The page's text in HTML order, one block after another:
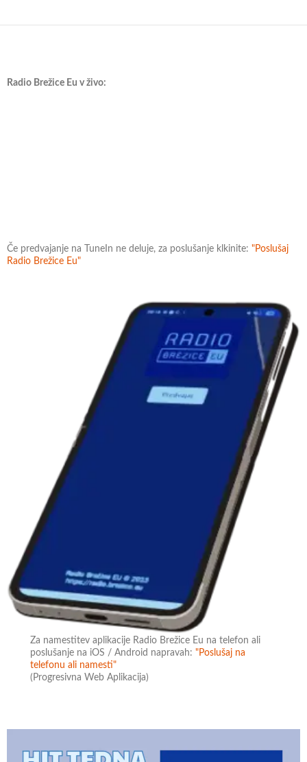
Radio Brežice Eu v živo:
Če predvajanje na TuneIn ne deluje, za poslušanje klkinite: "Poslušaj
Radio Brežice Eu"
Za namestitev aplikacije Radio Brežice Eu na telefon ali
poslušanje na iOS / Android napravah:"Poslušaj na
telefonu ali namesti"
(Progresivna Web Aplikacija)